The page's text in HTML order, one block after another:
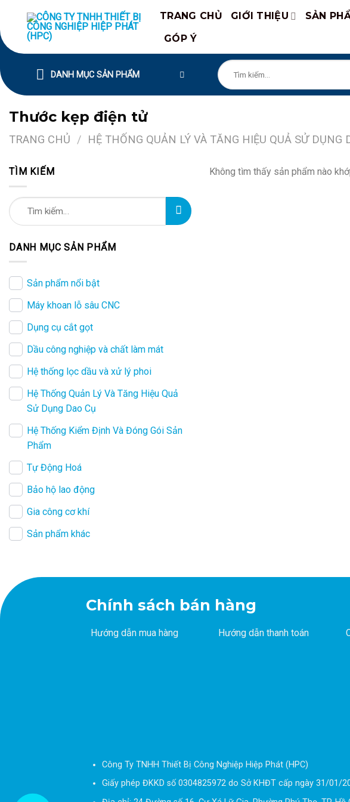
nội
dung
TRANG CHỦ GIỚI THIỆU SẢN
GÓP Ý
DANH MỤC SẢN PHẨM
Tìm
kiếm:
Thước kẹp điện tử
TRANG CHỦ / HỆ THỐNG QUẢN LÝ VÀ TĂNG HIỆU QUẢ SỬ DỤNG
TÌM KIẾM
Tìm
kiếm:
DANH MỤC SẢN PHẨM
Sản phẩm nổi bật
Máy khoan lỗ sâu CNC
Dụng cụ cắt gọt
Dầu công nghiệp và chất làm mát
Hệ thống lọc dầu và xử lý phoi
Hệ Thống Quản Lý Và Tăng Hiệu Quả
Sử Dụng Dao Cụ
Hệ Thống Kiểm Định Và Đóng Gói Sản
Phẩm
Tự Động Hoá
Bảo hộ lao động
Gia công cơ khí
Sản phẩm khác
Không tìm thấy sản phẩm nào
Chính sách bán hàng
Hướng dẫn mua hàng Hướng dẫn thanh toán
Công Ty TNHH Thiết Bị Công Nghiệp Hiệp Phát (HPC)
Giấy phép ĐKKD số 0304825972 do Sở KHĐT cấp ngày 31/01/